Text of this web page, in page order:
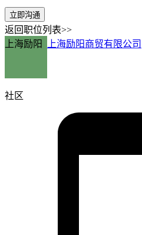
立即沟通
返回职位列表>>
上海励阳
上海励阳商贸有限公司
社区